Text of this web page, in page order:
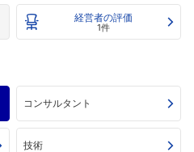
経営者の評価
1件
コンサルタント
技術